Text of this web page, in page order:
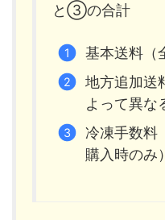
と③の合計
基本送料（
地方追加送
よって異な
冷凍手数料
購入時のみ）